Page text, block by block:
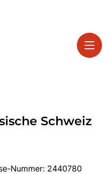
Schweiz
Nummer: 2440780